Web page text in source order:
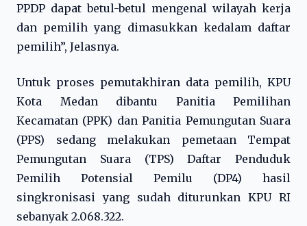
PPDP dapat betul-betul mengenal wilayah kerja
dan pemilih yang dimasukkan kedalam daftar
pemilih”, Jelasnya.
Untuk proses pemutakhiran data pemilih, KPU
Kota Medan dibantu Panitia Pemilihan
Kecamatan (PPK) dan Panitia Pemungutan Suara
(PPS) sedang melakukan pemetaan Tempat
Pemungutan Suara (TPS) Daftar Penduduk
Pemilih Potensial Pemilu (DP4) hasil
singkronisasi yang sudah diturunkan KPU RI
sebanyak 2.068.322.